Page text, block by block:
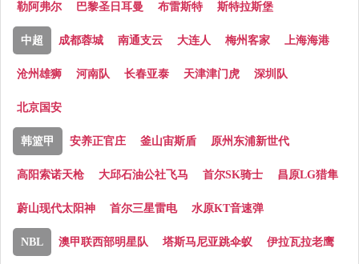
勒阿弗尔 巴黎圣日耳曼 布雷斯特 斯特拉斯堡
中超 成都蓉城 南通支云 大连人 梅州客家 上海海港
沧州雄狮 河南队 长春亚泰 天津津门虎 深圳队
北京国安
韩篮甲 安养正官庄 釜山宙斯盾 原州东浦新世代
高阳索诺天枪 大邱石油公社飞马 首尔SK骑士 昌原LG猎隼
蔚山现代太阳神 首尔三星雷电 水原KT音速弹
NBL 澳甲联西部明星队 塔斯马尼亚跳伞蚁 伊拉瓦拉老鹰